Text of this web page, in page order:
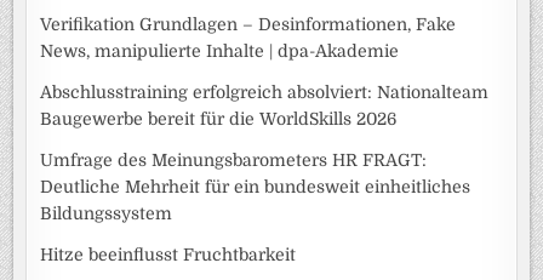
Verifikation Grundlagen – Desinformationen, Fake
News, manipulierte Inhalte | dpa-Akademie
Abschlusstraining erfolgreich absolviert: Nationalteam
Baugewerbe bereit für die WorldSkills 2026
Umfrage des Meinungsbarometers HR FRAGT:
Deutliche Mehrheit für ein bundesweit einheitliches
Bildungssystem
Hitze beeinflusst Fruchtbarkeit